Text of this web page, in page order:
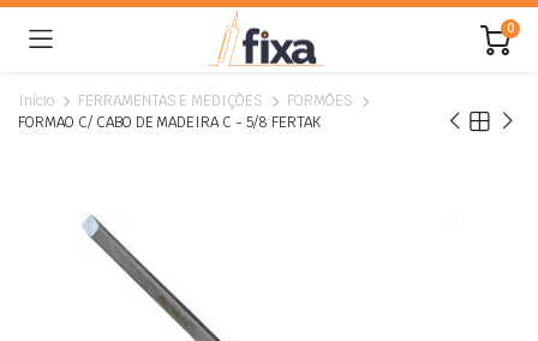
0
Início FERRAMENTAS E MEDIÇÕES
FORMÕES
FORMAO C/ CABO DE MADEIRA C - 5/8 FERTAK